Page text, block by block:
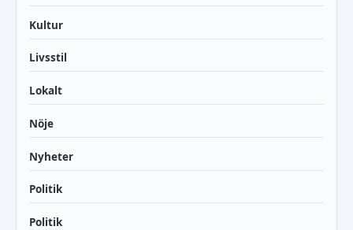
Kultur
Livsstil
Lokalt
Nöje
Nyheter
Politik
Politik